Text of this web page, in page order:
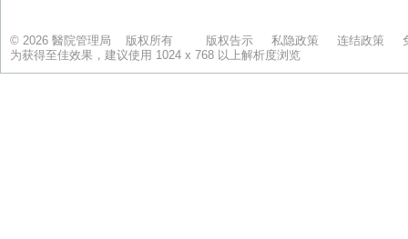
© 2026 醫院管理局 版权所有 版权告示 私隐政策 连结政策
为获得至佳效果，建议使用 1024 x 768 以上解析度浏览